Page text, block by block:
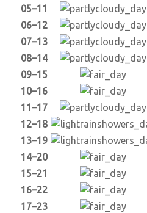
05–11
06–12
07–13
08–14
09–15
10–16
11–17
12–18
13–19
14–20
15–21
16–22
17–23